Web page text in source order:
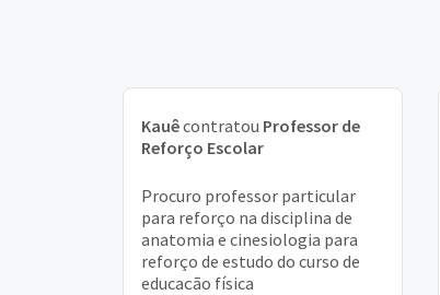
Kauêcontratou Professor de
Reforço Escolar
Procuro professor particular
para reforço na disciplina de
anatomia e cinesiologia para
reforço de estudo do curso de
educação física